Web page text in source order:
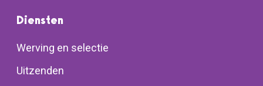
Diensten
Werving en selectie
Uitzenden